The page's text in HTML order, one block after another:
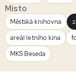
Místo
Městská knihovna
areál letního kina
MKS Beseda